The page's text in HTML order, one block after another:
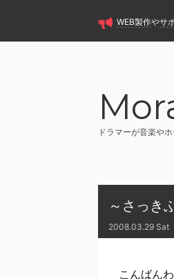
WEB製作やサ
ドラマーが音楽や
～さっき
2008.03.29 Sat
こんばん